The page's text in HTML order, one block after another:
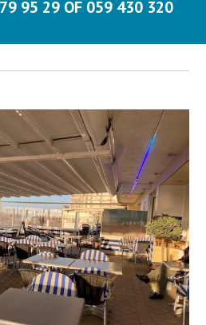
79 95 29 OF 059 430 320